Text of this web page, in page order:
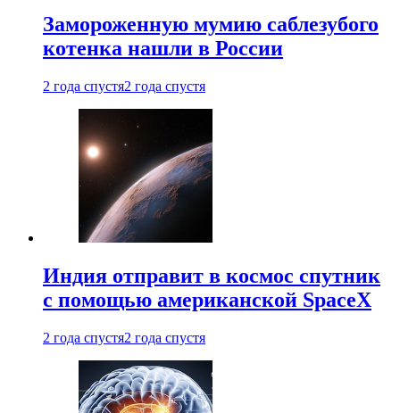
Замороженную мумию саблезубого
котенка нашли в России
2 года спустя2 года спустя
Индия отправит в космос спутник
с помощью американской SpaceX
2 года спустя2 года спустя